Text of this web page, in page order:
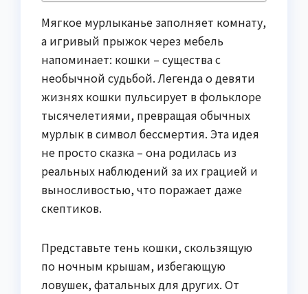
Мягкое мурлыканье заполняет комнату,
а игривый прыжок через мебель
напоминает: кошки – существа с
необычной судьбой. Легенда о девяти
жизнях кошки пульсирует в фольклоре
тысячелетиями, превращая обычных
мурлык в символ бессмертия. Эта идея
не просто сказка – она родилась из
реальных наблюдений за их грацией и
выносливостью, что поражает даже
скептиков.
Представьте тень кошки, скользящую
по ночным крышам, избегающую
ловушек, фатальных для других. От